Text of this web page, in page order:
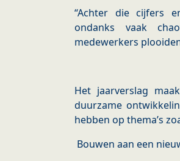
“Achter die cijfers
ondanks vaak
medewerkers
Het jaarverslag
duurzame
hebben op thema’s
Bouwen aan een